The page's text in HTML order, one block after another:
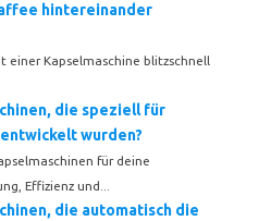
hintereinander
einer Kapselmaschine blitzschnell
die speziell für
wurden?
für deine
Effizienz und...
die automatisch die